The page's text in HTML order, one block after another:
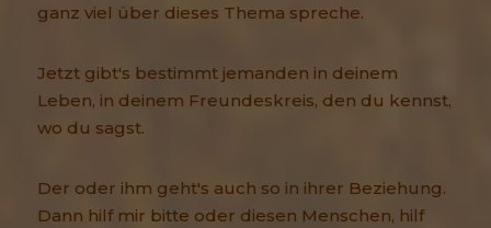
ganz viel über dieses Thema spreche.
Jetzt gibt's bestimmt jemanden in deinem
Leben, in deinem Freundeskreis, den du kennst,
wo du sagst.
Der oder ihm geht's auch so in ihrer Beziehung.
Dann hilf mir bitte oder diesen Menschen, hilf